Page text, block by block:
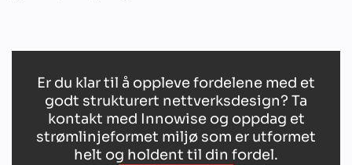
Er du klar til å oppleve fordelene med et
godt strukturert nettverksdesign? Ta
kontakt med Innowise og oppdag et
strømlinjeformet miljø som er utformet
helt og holdent til din fordel.